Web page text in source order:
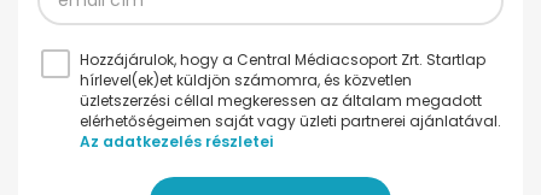
Hozzájárulok, hogy a Central Médiacsoport Zrt. Startlap
hírlevel(ek)et küldjön számomra, és közvetlen
üzletszerzési céllal megkeressen az általam megadott
elérhetőségeimen saját vagy üzleti partnerei ajánlatával.
Az adatkezelés részletei